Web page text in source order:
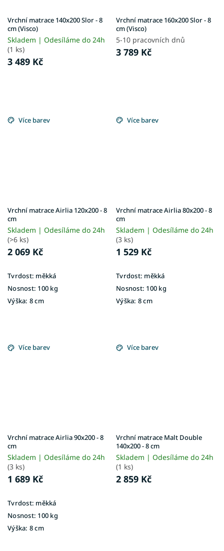
Vrchní matrace 140x200 Slor - 8
cm (Visco)
Skladem | Odesíláme do 24h
(1 ks)
3 489 Kč
Vrchní matrace 160x200 Slor - 8
cm (Visco)
5-10 pracovních dnů
3 789 Kč
Více barev
Vrchní matrace Airlia 120x200 - 8
cm
Skladem | Odesíláme do 24h
(>6 ks)
2 069 Kč
Tvrdost: měkká
Nosnost: 100 kg
Výška: 8 cm
Více barev
Vrchní matrace Airlia 80x200 - 8
cm
Skladem | Odesíláme do 24h
(3 ks)
1 529 Kč
Tvrdost: měkká
Nosnost: 100 kg
Výška: 8 cm
Více barev
Vrchní matrace Airlia 90x200 - 8
cm
Skladem | Odesíláme do 24h
(3 ks)
1 689 Kč
Tvrdost: měkká
Nosnost: 100 kg
Výška: 8 cm
Více barev
Vrchní matrace Malt Double
140x200 - 8 cm
Skladem | Odesíláme do 24h
(1 ks)
2 859 Kč